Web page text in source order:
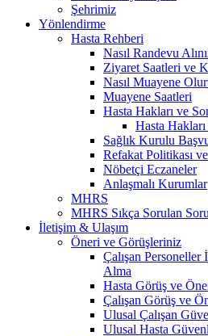
Şehrimiz
Yönlendirme
Hasta Rehberi
Nasıl Randevu
Ziyaret Saatleri ve
Nasıl Muayene
Muayene Saatleri
Hasta Hakları ve
Hasta
Sağlık Kurulu
Refakat Politikası
Nöbetçi Eczaneler
Anlaşmalı Kurumlar
MHRS
MHRS Sıkça Sorulan
İletişim & Ulaşım
Öneri ve Görüşleriniz
Çalışan
Alma
Hasta Görüş ve
Çalışan Görüş ve
Ulusal Çalışan
Ulusal Hasta